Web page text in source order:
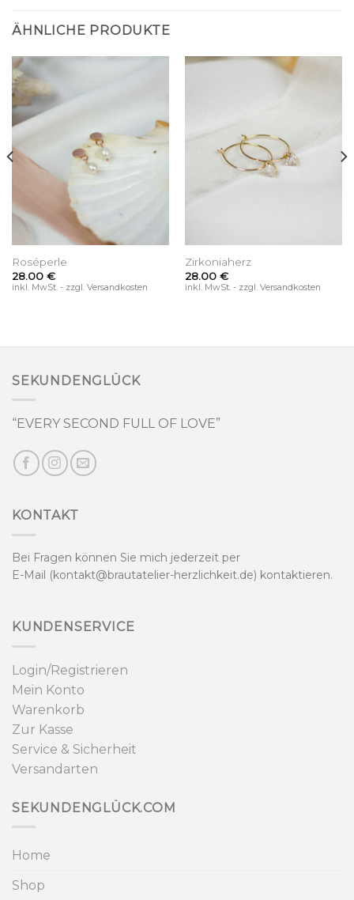
ÄHNLICHE PRODUKTE
Roséperle
28.00 €
inkl. MwSt. - zzgl. Versandkosten
Zirkoniaherz
28.00 €
inkl. MwSt. - zzgl. Versandkosten
SEKUNDENGLÜCK
“EVERY SECOND FULL OF LOVE”
KONTAKT
Bei Fragen können Sie mich jederzeit per
E-Mail (kontakt@brautatelier-herzlichkeit.de) kontaktieren.
KUNDENSERVICE
Login/Registrieren
Mein Konto
Warenkorb
Zur Kasse
Service & Sicherheit
Versandarten
SEKUNDENGLÜCK.COM
Home
Shop